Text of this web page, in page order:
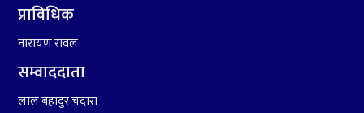
प्राविधिक
नारायण रावल
सम्वाददाता
लाल बहादुर चदारा